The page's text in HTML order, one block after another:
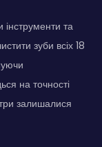
та
зуби всіх 18
на точності
залишалися